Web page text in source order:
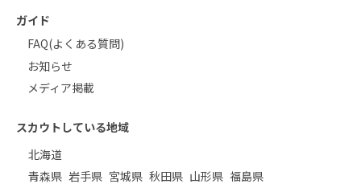
ガイド
FAQ(よくある質問)
お知らせ
メディア掲載
スカウトしている地域
北海道
青森県 岩手県 宮城県 秋田県 山形県 福島県